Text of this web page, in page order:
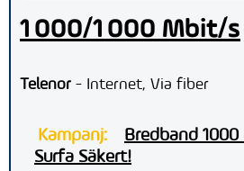
1 000/1 000 Mbit/s
Telenor - Internet, Via fiber
Kampanj:
Bredband
Surfa Säkert!